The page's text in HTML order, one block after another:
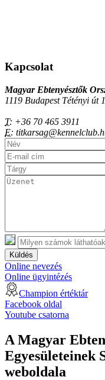
Kapcsolat
Magyar Ebtenyésztők
1119 Budapest Tétényi út
T: +36 70 465 3911
E:
Küldés
Online nevezés
Online ügyintézés
Champion értéktár
Facebook oldal
Youtube csatorna
A Magyar
Egyesületeinek
weboldala